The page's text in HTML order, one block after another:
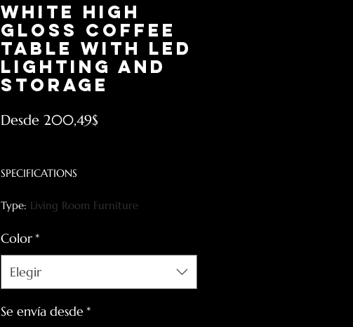
White High
Gloss Coffee
Table with LED
Lighting and
Storage
Desde 200,49$
SPECIFICATIONS
Type: Living Room Furniture
Origin:Mainland China
General Use:Home Furniture
Color*
Elegir
Se envía desde*